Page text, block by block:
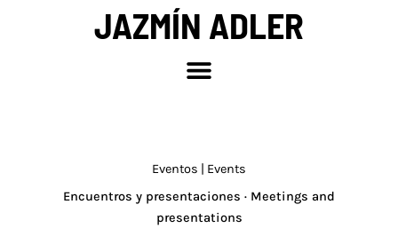
JAZMÍN ADLER
Eventos | Events
Encuentros y presentaciones · Meetings and
presentations